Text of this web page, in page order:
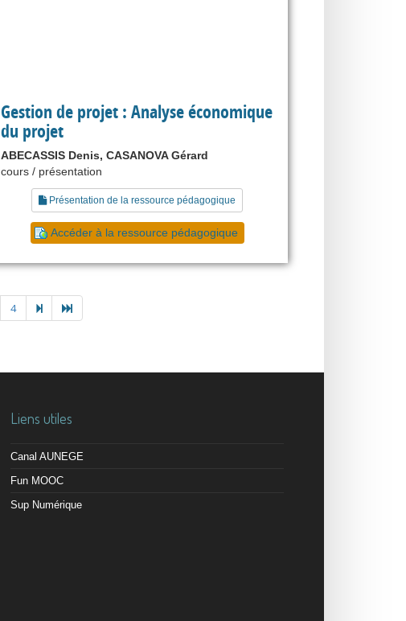
Gestion de projet : Analyse économique
du projet
ABECASSIS Denis, CASANOVA Gérard
cours / présentation
Présentation de la ressource pédagogique
Accéder à la ressource pédagogique
4
Liens utiles
Canal AUNEGE
Fun MOOC
Sup Numérique